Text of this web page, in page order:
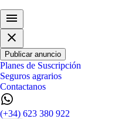
Publicar anuncio
Planes de Suscripción
Seguros agrarios
Contactanos
(+34) 623 380 922